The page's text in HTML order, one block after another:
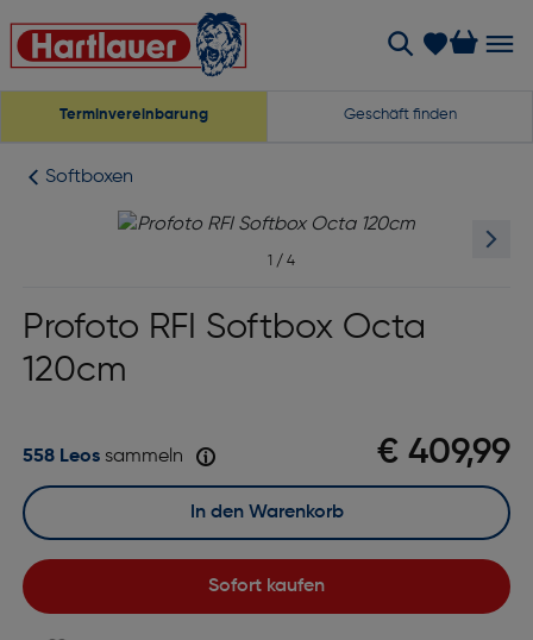
Terminvereinbarung Geschäft finden
Softboxen
1 / 4
Profoto RFI Softbox Octa
120cm
€ 409,99
558 Leossammeln
Sofort kaufen
In den Warenkorb